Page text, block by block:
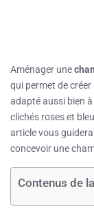
Aménager une
qui permet de
adapté aussi bien
clichés roses et
article vous
concevoir une
Contenus de